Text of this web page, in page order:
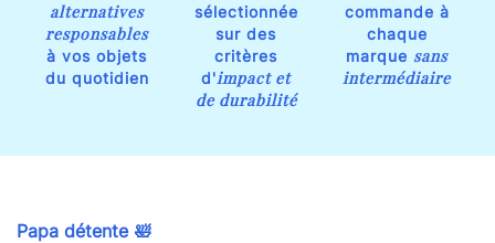
alternatives
responsables
à vos objets
du quotidien
sélectionnée
sur des
critères
d'impact et
de durabilité
commande à
chaque
marque sans
intermédiaire
Papa détente 🛀